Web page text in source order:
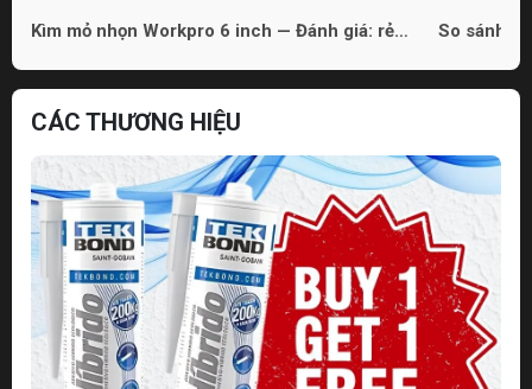
Kìm mỏ nhọn Workpro 6 inch — Đánh giá: rẻ
So sánh 3
CÁC THƯƠNG HIỆU